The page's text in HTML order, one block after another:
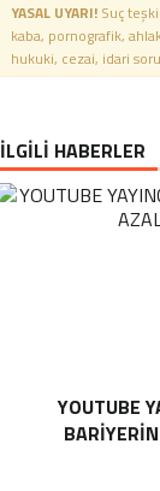
YASAL UYARI! Suç
kaba, pornografik,
hukuki, cezai, idari
İLGİLİ HABERLER
YOUTUBE